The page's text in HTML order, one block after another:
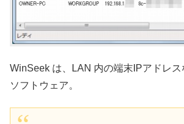
WinSeek は、LAN 内の端末IPアドレス
ソフトウェア。